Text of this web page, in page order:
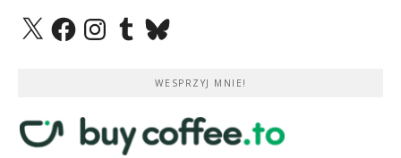
X FacebookInstagramTumblrBluesky
WESPRZYJ MNIE!